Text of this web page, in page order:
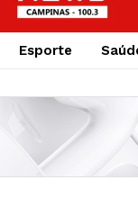
Esporte